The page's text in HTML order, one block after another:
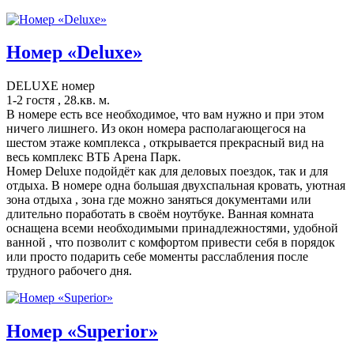
Номер «Deluxe»
DELUXE номер
1-2 гостя , 28.кв. м.
В номере есть все необходимое, что вам нужно и при этом
ничего лишнего. Из окон номера располагающегося на
шестом этаже комплекса , открывается прекрасный вид на
весь комплекс ВТБ Арена Парк.
Номер Deluxe подойдёт как для деловых поездок, так и для
отдыха. В номере одна большая двухспальная кровать, уютная
зона отдыха , зона где можно заняться документами или
длительно поработать в своём ноутбуке. Ванная комната
оснащена всеми необходимыми принадлежностями, удобной
ванной , что позволит с комфортом привести себя в порядок
или просто подарить себе моменты расслабления после
трудного рабочего дня.
Номер «Superior»